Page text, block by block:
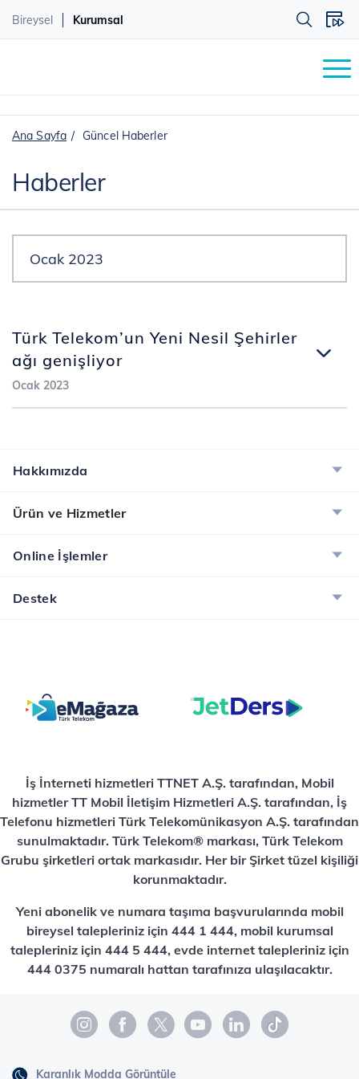
Bireysel Kurumsal
Ana Sayfa Güncel Haberler
Haberler
Türk Telekom’un Yeni Nesil Şehirler
ağı genişliyor
Ocak 2023
Hakkımızda
Ürün ve Hizmetler
Online İşlemler
Destek
İş İnterneti hizmetleri TTNET A.Ş. tarafından, Mobil
hizmetler TT Mobil İletişim Hizmetleri A.Ş. tarafından, İş
Telefonu hizmetleri Türk Telekomünikasyon A.Ş. tarafından
sunulmaktadır. Türk Telekom® markası, Türk Telekom
Grubu şirketleri ortak markasıdır. Her bir Şirket tüzel kişiliği
korunmaktadır.
Yeni abonelik ve numara taşıma başvurularında mobil
bireysel talepleriniz için 444 1 444, mobil kurumsal
talepleriniz için 444 5 444, evde internet talepleriniz için
444 0375 numaralı hattan tarafınıza ulaşılacaktır.
Karanlık Modda Görüntüle